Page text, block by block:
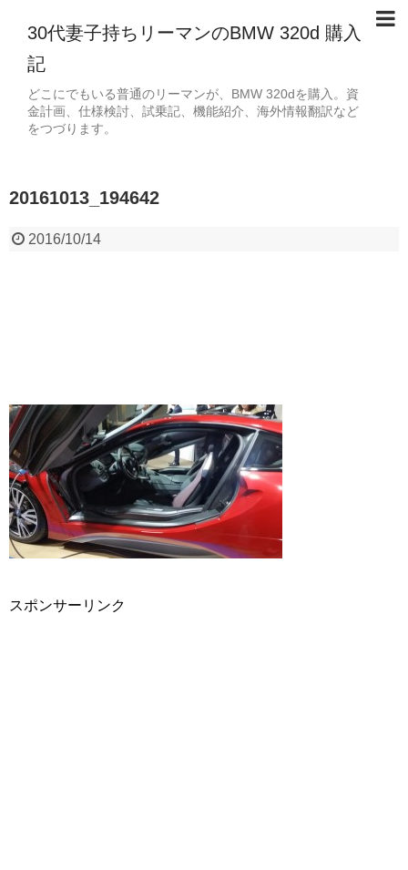
30代妻子持ちリーマンのBMW 320d 購入
記
どこにでもいる普通のリーマンが、BMW 320dを購入。資
金計画、仕様検討、試乗記、機能紹介、海外情報翻訳など
をつづります。
20161013_194642
2016/10/14
スポンサーリンク